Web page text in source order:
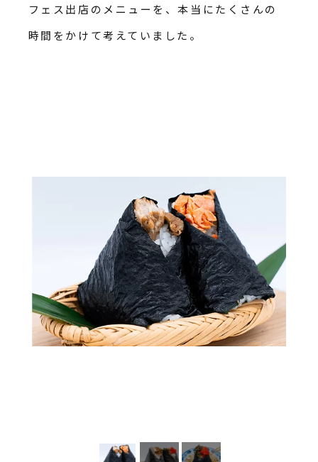
フェス出店のメニューを、本当にたくさんの
時間をかけて考えていました。